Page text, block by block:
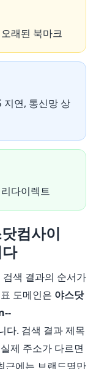
래된 북마크
지연, 통신망 상
다이렉트
컴사이
색 결과의 순서가
도메인은 야스닷
다. 검색 결과 제목
제 주소가 다르면
근에는 브랜드명만